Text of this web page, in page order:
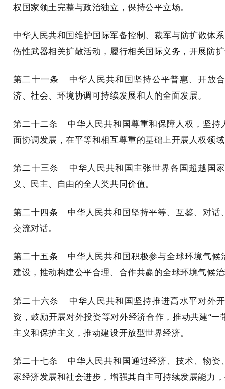
权国家领土完整与政治独立，保持公平立场。
中华人民共和国维护国际军备控制、裁军与防扩散体
伤性武器相关扩散活动，履行相关国际义务，开展防
第二十一条 中华人民共和国坚持公平普惠、开放
济、社会、环境协调可持续发展和人的全面发展。
第二十二条 中华人民共和国尊重和保障人权，坚持
面协调发展，在平等和相互尊重的基础上开展人权领
第二十三条 中华人民共和国主张世界各国超越国
义、民主、自由的全人类共同价值。
第二十四条 中华人民共和国坚持平等、互鉴、对话
交流对话。
第二十五条 中华人民共和国积极参与全球环境气候
建设，推动构建公平合理、合作共赢的全球环境气候
第二十六条 中华人民共和国坚持推进高水平对外
资，鼓励开展对外投资等对外经济合作，推动共建“
主义和保护主义，推动建设开放型世界经济。
第二十七条 中华人民共和国通过经济、技术、物资
家经济发展和社会进步，增强其自主可持续发展能力